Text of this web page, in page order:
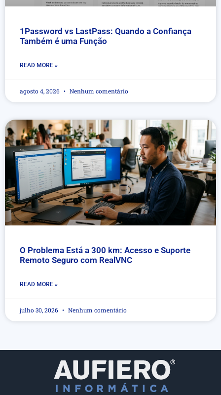
1Password vs LastPass: Quando a Confiança
Também é uma Função
READ MORE »
agosto 4, 2026 Nenhum comentário
O Problema Está a 300 km: Acesso e Suporte
Remoto Seguro com RealVNC
READ MORE »
julho 30, 2026 Nenhum comentário